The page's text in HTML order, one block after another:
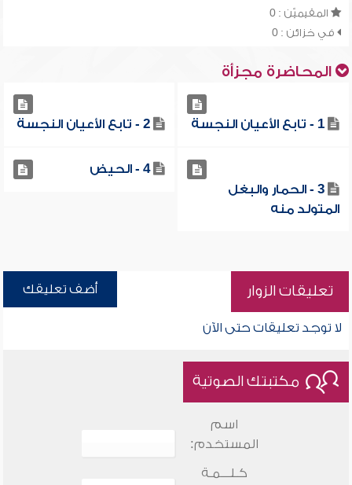
المقيميّن : 0
في خزائن : 0
المحاضرة مجزأة
1 - تابع الأعيان النجسة 2 - تابع الأعيان النجسة
3 - الحمار والبغل
المتولد منه
4 - الحيض
تعليقات الزوار أضف تعليقك
لا توجد تعليقات حتى الآن
مكتبتك الصوتية
اسم
المستخدم:
كـلـــمـة